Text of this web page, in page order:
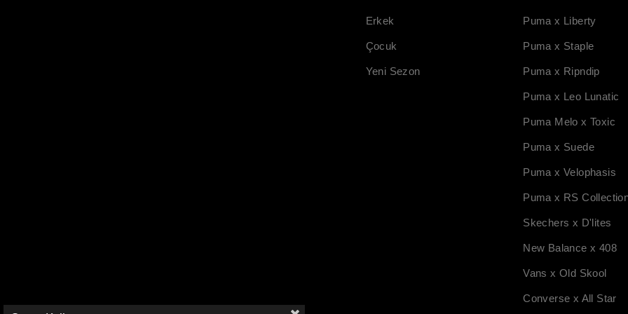
Erkek
Çocuk
Yeni Sezon
Puma x Liberty
Puma x Staple
Puma x Ripndip
Puma x Leo Lunatic
Puma Melo x Toxic
Puma x Suede
Puma x Velophasis
Puma x RS
Skechers x D'lites
New Balance x 408
Vans x Old Skool
Converse x All Star